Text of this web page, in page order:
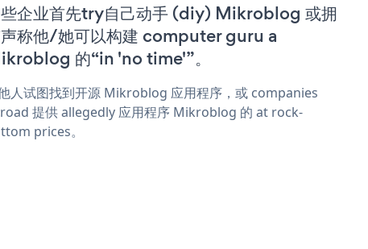
企业首先try自己动手 (diy) Mikroblog 或拥
称他/她可以构建 computer guru a
的“in 'no time'”。
人试图找到开源 Mikroblog 应用程序，或 companies
提供 allegedly 应用程序 Mikroblog 的 at rock-
prices。